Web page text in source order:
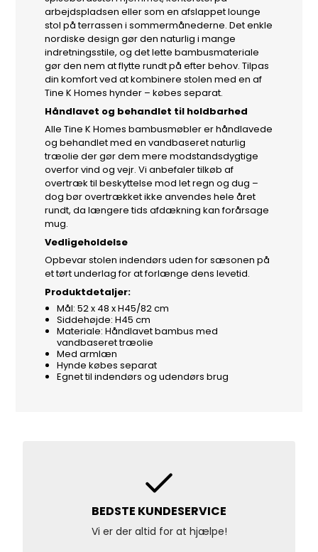
arbejdspladsen eller som en afslappet lounge
stol på terrassen i sommermånederne. Det enkle
nordiske design gør den naturlig i mange
indretningsstile, og det lette bambusmateriale
gør den nem at flytte rundt på efter behov. Tilpas
din komfort ved at kombinere stolen med en af
Tine K Homes hynder – købes separat.
Håndlavet og behandlet til holdbarhed
Alle Tine K Homes bambusmøbler er håndlavede
og behandlet med en vandbaseret naturlig
træolie der gør dem mere modstandsdygtige
overfor vind og vejr. Vi anbefaler tilkøb af
overtræk til beskyttelse mod let regn og dug –
dog bør overtrækket ikke anvendes hele året
rundt, da længere tids afdækning kan forårsage
mug.
Vedligeholdelse
Opbevar stolen indendørs uden for sæsonen på
et tørt underlag for at forlænge dens levetid.
Produktdetaljer:
Mål: 52 x 48 x H45/82 cm
Siddehøjde: H45 cm
Materiale: Håndlavet bambus med
vandbaseret træolie
Med armlæn
Hynde købes separat
Egnet til indendørs og udendørs brug
BEDSTE KUNDESERVICE
Vi er der altid for at hjælpe!